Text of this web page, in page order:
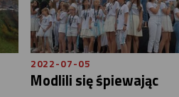
2022-07-05
Modlili się śpiewając